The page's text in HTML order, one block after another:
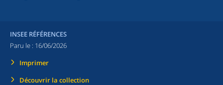
INSEE RÉFÉRENCES
Paru le : 16/06/2026
Imprimer
Découvrir la collection